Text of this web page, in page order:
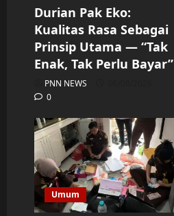
Durian Pak Eko:
Kualitas Rasa Sebagai
Prinsip Utama — “Tak
Enak, Tak Perlu Bayar”
PNN NEWS
0
Umum